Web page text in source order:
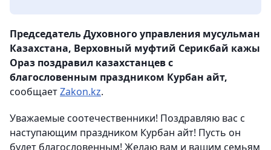
Председатель Духовного управления мусульман
Казахстана, Верховный муфтий Серикбай кажы
Ораз поздравил казахстанцев с
благословенным праздником Курбан айт,
сообщаетZakon.kz.
Уважаемые соотечественники! Поздравляю вас с
наступающим праздником Курбан айт! Пусть он
будет благословенным! Желаю вам и вашим семьям